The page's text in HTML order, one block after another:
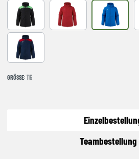
NEGRO-VERDE FLUOR
red royal
NAVY-RED
GRÖSSE : 116
Teambestellung